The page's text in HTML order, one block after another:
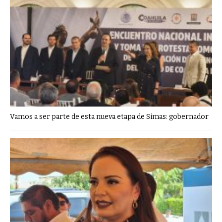
Vamos a ser parte de esta nueva etapa de Simas: gobernador